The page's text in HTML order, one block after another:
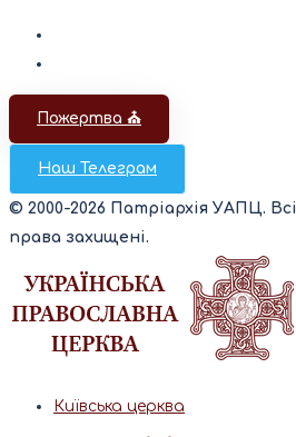
Пожертва ⛪️
Наш Телеграм
© 2000-2026 Патріархія УАПЦ. Всі
права захищені.
Київська церква